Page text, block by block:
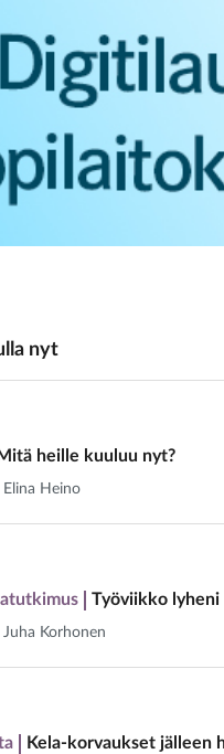
nyt
Mitä heille kuuluu nyt?
Elina Heino
Työviikko lyheni
Juha Korhonen
Kela-korvaukset jälleen